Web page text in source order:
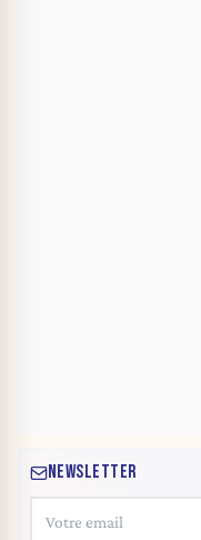
NEWSLETTER